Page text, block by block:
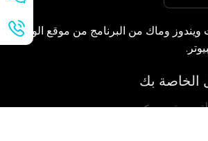
ويندوز وماك من البرنامج من موقع الويب
الخاصة بك
أقرب وقت ممكن.